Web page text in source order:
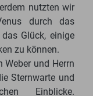
nutzten wir
durch das
Glück, einige
zu können.
und Herrn
Sternwarte und
Einblicke.